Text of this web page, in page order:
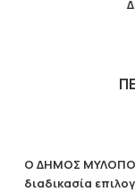
Ο ΔΗΜΟΣ
διαδικασία